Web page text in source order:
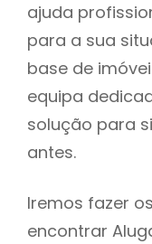
ajuda
para a sua
base de
equipa
solução para
antes.
Iremos fazer
encontrar